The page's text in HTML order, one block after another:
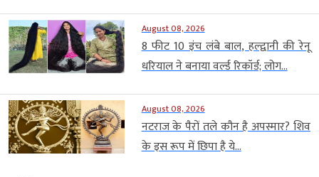
August 08, 2026
8 फीट 10 इंच लंबे बाल, हल्द्वानी की रेनू
धरियाल ने बनाया वर्ल्ड रिकॉर्ड; लोग...
August 08, 2026
नटराज के पैरों तले कौन है अपस्मार? शिव
के इस रूप में छिपा है ये...